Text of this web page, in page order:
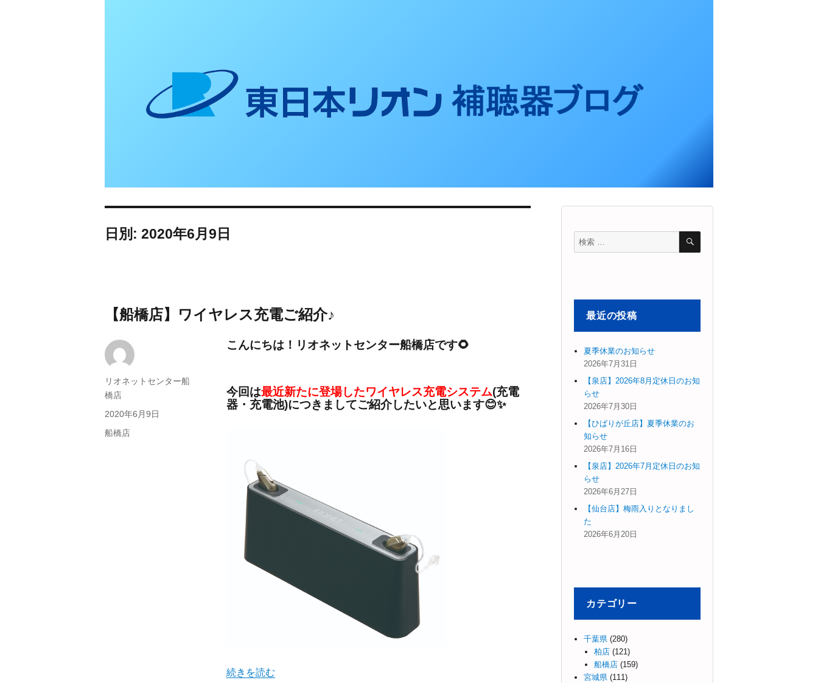
日別: 2020年6月9日
【船橋店】ワイヤレス充電ご紹介♪
こんにちは！リオネットセンター船橋店です🌻
今回は最近新たに登場したワイヤレス充電システム(充電
器・充電池)につきましてご紹介したいと思います😊✨
“【船橋店】ワイヤレス充電ご紹介♪” の
続きを読む
投
稿
者
リオネットセンター船
橋店
投
稿
2020年6月9日
カ
船橋店
検
索
検
最近の投稿
夏季休業のお知らせ
2026年7月31日
【泉店】2026年8月定休日のお知
らせ
2026年7月30日
【ひばりが丘店】夏季休業のお
知らせ
2026年7月16日
【泉店】2026年7月定休日のお知
らせ
2026年6月27日
【仙台店】梅雨入りとなりまし
た
2026年6月20日
カテゴリー
千葉県 (280)
柏店(121)
船橋店(159)
宮城県 (111)